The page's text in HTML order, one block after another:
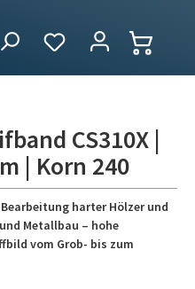
CS310X |
| Korn 240
harter Hölzer und
Metallbau – hohe
vom Grob- bis zum